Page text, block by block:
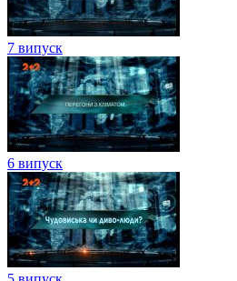
7 випуск
6 випуск